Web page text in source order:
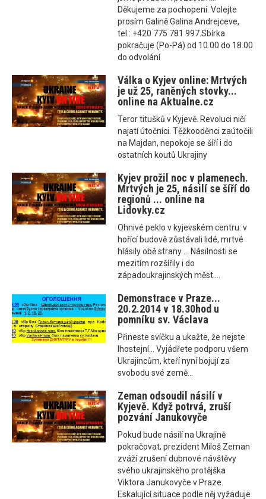
Děkujeme za pochopení. Volejte
prosím Galině Galina Andrejceve,
tel.: +420 775 781 997.Sbírka
pokračuje (Po-Pá) od 10.00 do 18.00
do odvolání
Válka o Kyjev online: Mrtvých
je už 25, raněných stovky...
online na Aktualne.cz
Teror titušků v Kyjevě. Revoluci ničí
najatí útočníci. Těžkooděnci zaútočili
na Majdan, nepokoje se šíří i do
ostatních koutů Ukrajiny
Kyjev prožil noc v plamenech.
Mrtvých je 25, násilí se šíří do
regionů ... online na
Lidovky.cz
Ohnivé peklo v kyjevském centru: v
hořící budově zůstávali lidé, mrtvé
hlásily obě strany ... Násilnosti se
mezitím rozšířily i do
západoukrajinských měst....
Demonstrace v Praze...
20.2.2014 v 18.30hod u
pomníku sv. Václava
Přineste svíčku a ukažte, že nejste
lhostejní... Vyjádřete podporu všem
Ukrajincům, kteří nyní bojují za
svobodu své země...
Zeman odsoudil násilí v
Kyjevě. Když potrvá, zruší
pozvání Janukovyče
Pokud bude násilí na Ukrajině
pokračovat, prezident Miloš Zeman
zváží zrušení dubnové návštěvy
svého ukrajinského protějška
Viktora Janukovyče v Praze.
Eskalující situace podle něj vyžaduje